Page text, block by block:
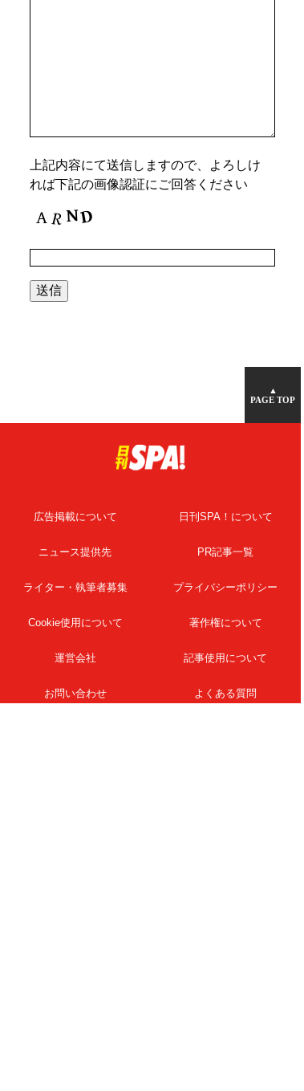
上記内容にて送信しますので、よろしけ
れば下記の画像認証にご回答ください
▲
PAGE TOP
広告掲載について 日刊SPA！について
ニュース提供先 PR記事一覧
ライター・執筆者募集 プライバシーポリシー
Cookie使用について 著作権について
運営会社 記事使用について
お問い合わせ よくある質問